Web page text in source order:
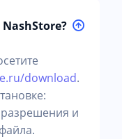
download.
и